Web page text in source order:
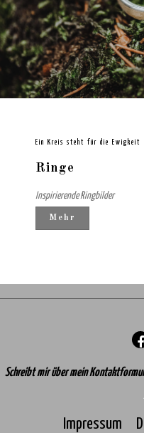
Ein Kreis steht für die Ewigkeit
Ringe
Inspirierende Ringbilder
Mehr
Schreibt mir über mein
Impressum